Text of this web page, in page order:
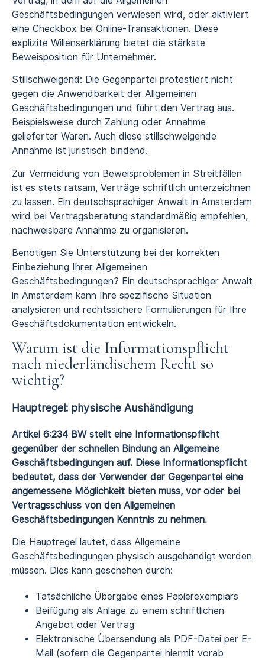
Geschäftsbedingungen verwiesen wird, oder aktiviert
eine Checkbox bei Online-Transaktionen. Diese
explizite Willenserklärung bietet die stärkste
Beweisposition für Unternehmer.
Stillschweigend: Die Gegenpartei protestiert nicht
gegen die Anwendbarkeit der Allgemeinen
Geschäftsbedingungen und führt den Vertrag aus.
Beispielsweise durch Zahlung oder Annahme
gelieferter Waren. Auch diese stillschweigende
Annahme ist juristisch bindend.
Zur Vermeidung von Beweisproblemen in Streitfällen
ist es stets ratsam, Verträge schriftlich unterzeichnen
zu lassen. Ein deutschsprachiger Anwalt in Amsterdam
wird bei Vertragsberatung standardmäßig empfehlen,
nachweisbare Annahme zu organisieren.
Benötigen Sie Unterstützung bei der korrekten
Einbeziehung Ihrer Allgemeinen
Geschäftsbedingungen? Ein deutschsprachiger Anwalt
in Amsterdam kann Ihre spezifische Situation
analysieren und rechtssichere Formulierungen für Ihre
Geschäftsdokumentation entwickeln.
Warum ist die Informationspflicht
nach niederländischem Recht so
wichtig?
Hauptregel: physische Aushändigung
Artikel 6:234 BW stellt eine Informationspflicht
gegenüber der schnellen Bindung an Allgemeine
Geschäftsbedingungen auf. Diese Informationspflicht
bedeutet, dass der Verwender der Gegenpartei eine
angemessene Möglichkeit bieten muss, vor oder bei
Vertragsschluss von den Allgemeinen
Geschäftsbedingungen Kenntnis zu nehmen.
Die Hauptregel lautet, dass Allgemeine
Geschäftsbedingungen physisch ausgehändigt werden
müssen. Dies kann geschehen durch:
Tatsächliche Übergabe eines Papierexemplars
Beifügung als Anlage zu einem schriftlichen
Angebot oder Vertrag
Elektronische Übersendung als PDF-Datei per E-
Mail (sofern die Gegenpartei hiermit vorab